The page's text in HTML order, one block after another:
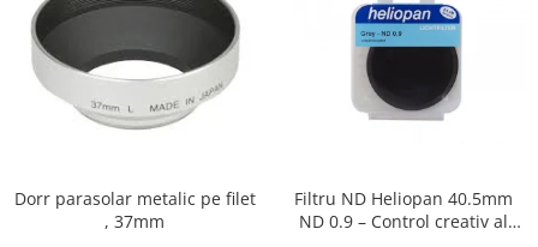
Scanere Film
Binocluri, Lupe si Telescoape
Binocluri
Telescoape
Aparate de colectie
Dorr parasolar metalic pe filet
, 37mm
Filtru ND Heliopan 40.5mm
ND 0.9 – Control creativ al